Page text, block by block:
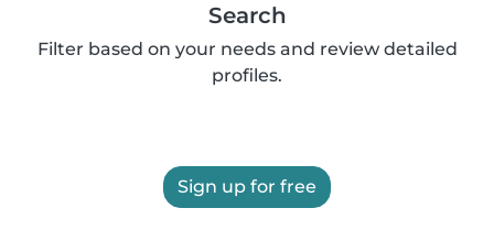
Search
Filter based on your needs and review detailed
profiles.
Sign up for free